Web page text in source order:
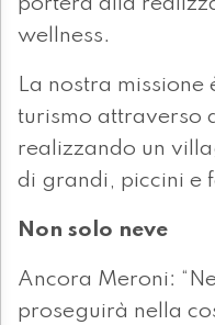
porterà alla
wellness.
La nostra
turismo attraverso
realizzando un
di grandi, piccini e
Non solo neve
Ancora Meroni:
proseguirà nella